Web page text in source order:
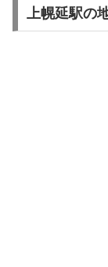
上幌延駅の